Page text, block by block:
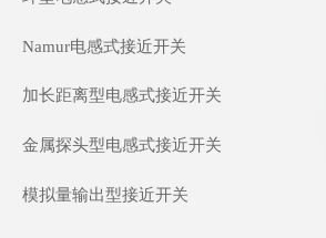
Namur电感式接近开关
加长距离型电感式接近开关
金属探头型电感式接近开关
模拟量输出型接近开关